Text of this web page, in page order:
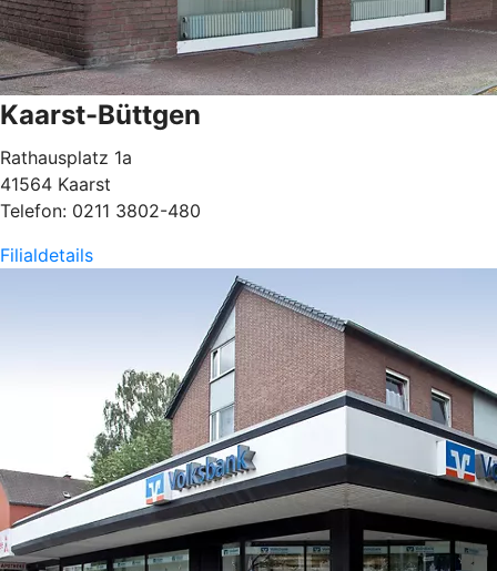
Kaarst-Büttgen
Rathausplatz 1a
41564 Kaarst
Telefon: 0211 3802-480
Filialdetails